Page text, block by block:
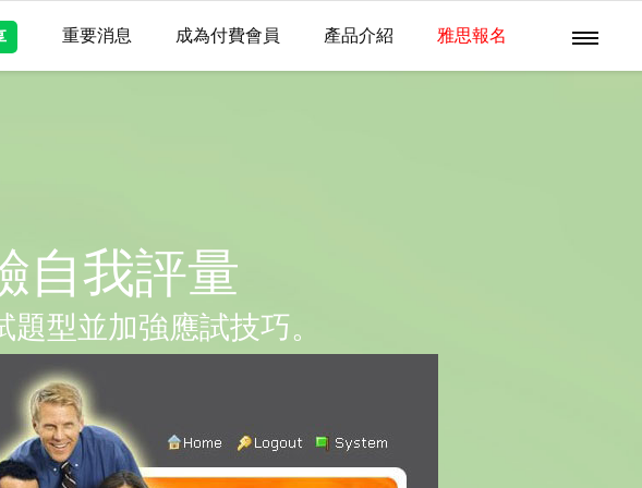
重要消息 成為付費會員 產品介紹 雅思報名
自我評量
型並加強應試技巧。